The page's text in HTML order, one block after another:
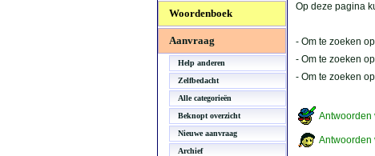
Woordenboek
Aanvraag
Help anderen
Zelfbedacht
Alle categorieën
Beknopt overzicht
Nieuwe aanvraag
Archief
Op deze pagina
- Om te zoeken
- Om te zoeken
- Om te zoeken
Antwoorden
Antwoorden